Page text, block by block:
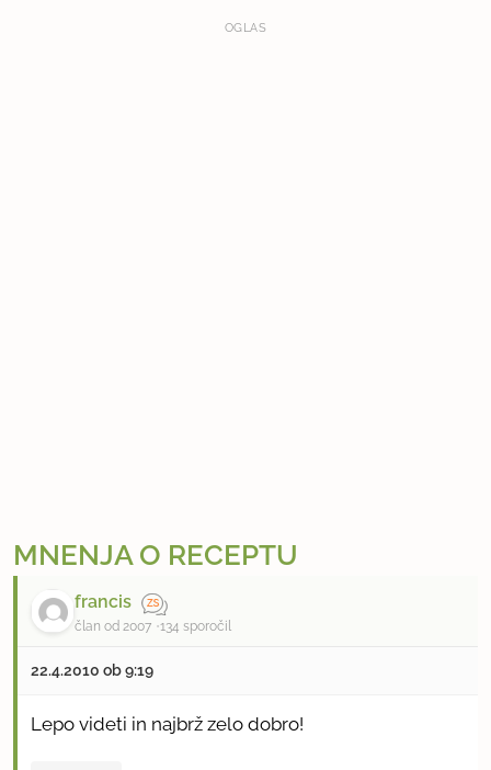
OGLAS
MNENJA O RECEPTU
francis
član od 2007 134 sporočil
22.4.2010 ob 9:19
Lepo videti in najbrž zelo dobro!